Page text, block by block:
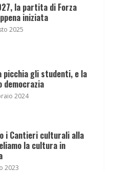
la partita di Forza
iniziata
2025
picchia gli studenti, e la
democrazia
2024
i Cantieri culturali alla
la cultura in
2023